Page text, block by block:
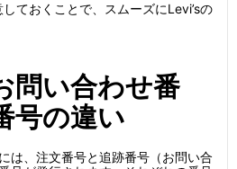
ておくことで、スムーズにLevi’sの
問い合わせ番
号の違い
は、注文番号と追跡番号（お問い合